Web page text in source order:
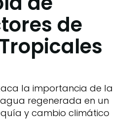
de
la importancia de la
regenerada en un
y cambio climático